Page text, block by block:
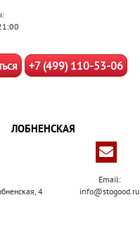
+7 (499) 110-53-06
ЛОБНЕНСКАЯ
4
Email:
info@stogood.ru